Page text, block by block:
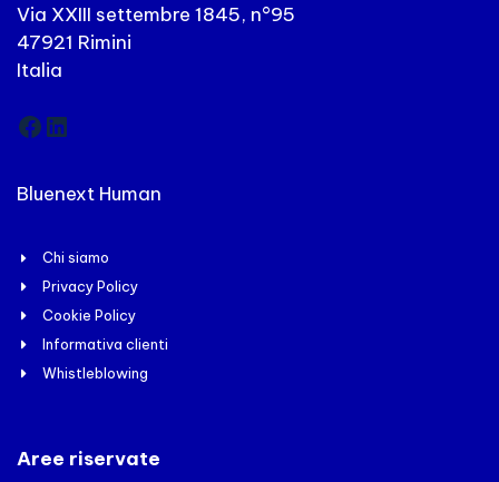
Via XXIII settembre 1845, n°95
47921 Rimini
Italia
Facebook
LinkedIn
Bluenext Human
Chi siamo
Privacy Policy
Cookie Policy
Informativa clienti
Whistleblowing
Aree riservate